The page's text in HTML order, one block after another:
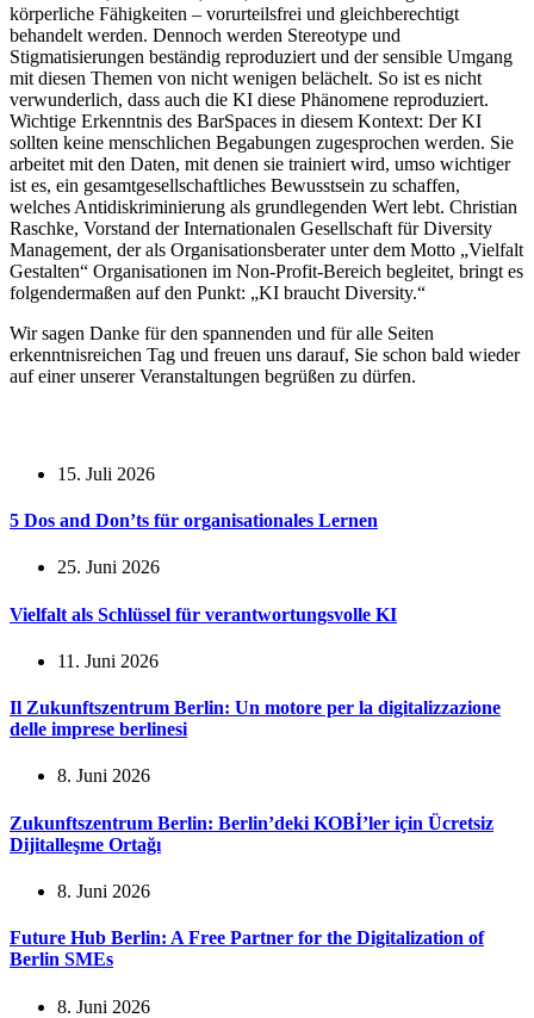
körperliche Fähigkeiten – vorurteilsfrei und gleichberechtigt
behandelt werden. Dennoch werden Stereotype und
Stigmatisierungen beständig reproduziert und der sensible Umgang
mit diesen Themen von nicht wenigen belächelt. So ist es nicht
verwunderlich, dass auch die KI diese Phänomene reproduziert.
Wichtige Erkenntnis des BarSpaces in diesem Kontext: Der KI
sollten keine menschlichen Begabungen zugesprochen werden. Sie
arbeitet mit den Daten, mit denen sie trainiert wird, umso wichtiger
ist es, ein gesamtgesellschaftliches Bewusstsein zu schaffen,
welches Antidiskriminierung als grundlegenden Wert lebt. Christian
Raschke, Vorstand der Internationalen Gesellschaft für Diversity
Management, der als Organisationsberater unter dem Motto „Vielfalt
Gestalten“ Organisationen im Non-Profit-Bereich begleitet, bringt es
folgendermaßen auf den Punkt: „KI braucht Diversity.“
Wir sagen Danke für den spannenden und für alle Seiten
erkenntnisreichen Tag und freuen uns darauf, Sie schon bald wieder
auf einer unserer Veranstaltungen begrüßen zu dürfen.
15. Juli 2026
5 Dos and Don’ts für organisationales Lernen
25. Juni 2026
Vielfalt als Schlüssel für verantwortungsvolle KI
11. Juni 2026
Il Zukunftszentrum Berlin: Un motore per la digitalizzazione
delle imprese berlinesi
8. Juni 2026
Zukunftszentrum Berlin: Berlin’deki KOBİ’ler için Ücretsiz
Dijitalleşme Ortağı
8. Juni 2026
Future Hub Berlin: A Free Partner for the Digitalization of
Berlin SMEs
8. Juni 2026